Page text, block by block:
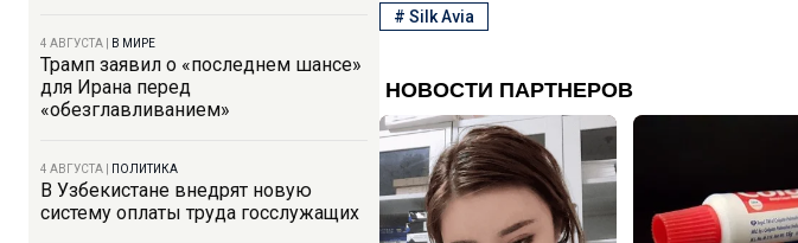
4 АВГУСТА В МИРЕ
Трамп заявил о «последнем шансе»
для Ирана перед
«обезглавливанием»
4 АВГУСТА ПОЛИТИКА
В Узбекистане внедрят новую
систему оплаты труда госслужащих
# Silk Avia